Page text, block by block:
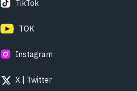
TikTok
ТОК
Instagram
X | Twitter